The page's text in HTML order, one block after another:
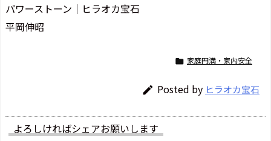
パワーストーン｜ヒラオカ宝石
平岡伸昭
 家庭円満・家内安全
 Posted by ヒラオカ宝石
よろしければシェアお願いします